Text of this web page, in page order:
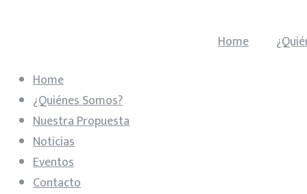
Home
Home
¿Quiénes Somos?
Nuestra Propuesta
Noticias
Eventos
Contacto